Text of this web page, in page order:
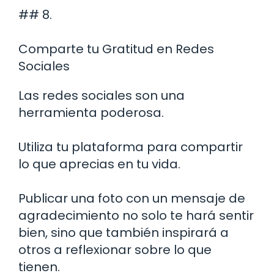
## 8.
Comparte tu Gratitud en Redes
Sociales
Las redes sociales son una
herramienta poderosa.
Utiliza tu plataforma para compartir
lo que aprecias en tu vida.
Publicar una foto con un mensaje de
agradecimiento no solo te hará sentir
bien, sino que también inspirará a
otros a reflexionar sobre lo que
tienen.